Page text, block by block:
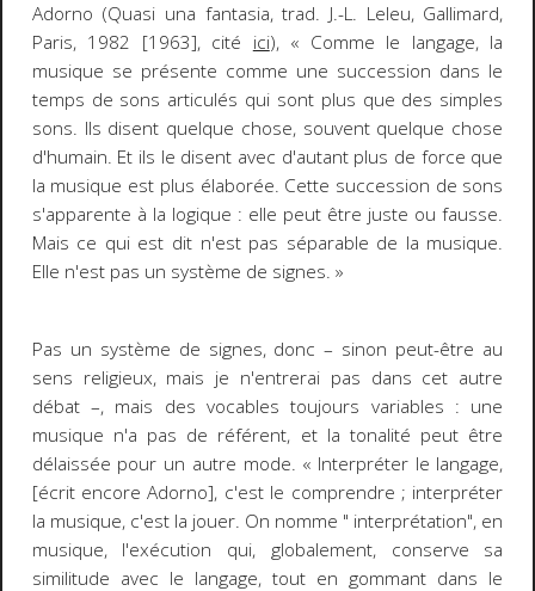
Adorno (Quasi una fantasia, trad. J.-L. Leleu, Gallimard,
Paris, 1982 [1963], cité ici), « Comme le langage, la
musique se présente comme une succession dans le
temps de sons articulés qui sont plus que des simples
sons. Ils disent quelque chose, souvent quelque chose
d'humain. Et ils le disent avec d'autant plus de force que
la musique est plus élaborée. Cette succession de sons
s'apparente à la logique : elle peut être juste ou fausse.
Mais ce qui est dit n'est pas séparable de la musique.
Elle n'est pas un système de signes. »
Pas un système de signes, donc– sinon peut-être au
sens religieux, mais je n'entrerai pas dans cet autre
débat–, mais des vocables toujours variables : une
musique n'a pas de référent, et la tonalité peut être
délaissée pour un autre mode. « Interpréter le langage,
[écrit encore Adorno], c'est le comprendre ; interpréter
la musique, c'est la jouer. On nomme " interprétation", en
musique, l'exécution qui, globalement, conserve sa
similitude avec le langage, tout en gommant dans le